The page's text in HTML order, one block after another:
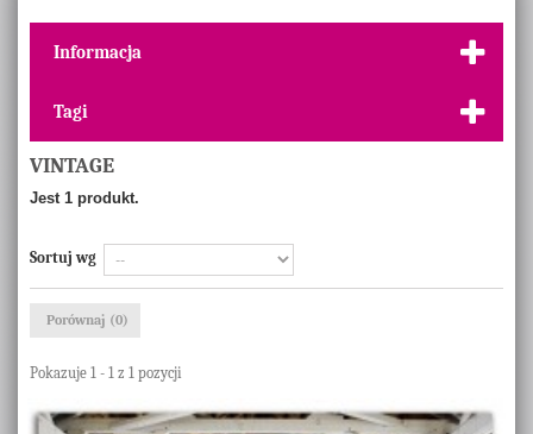
Informacja
Tagi
VINTAGE
Jest 1 produkt.
Sortuj wg
Porównaj (0)
Pokazuje 1 - 1 z 1 pozycji